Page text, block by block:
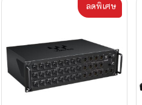
ลดพิเศษ